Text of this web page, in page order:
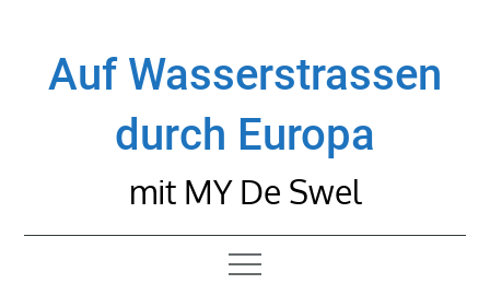
contentAuf Wasserstrassen
durch Europa
mit MY De Swel